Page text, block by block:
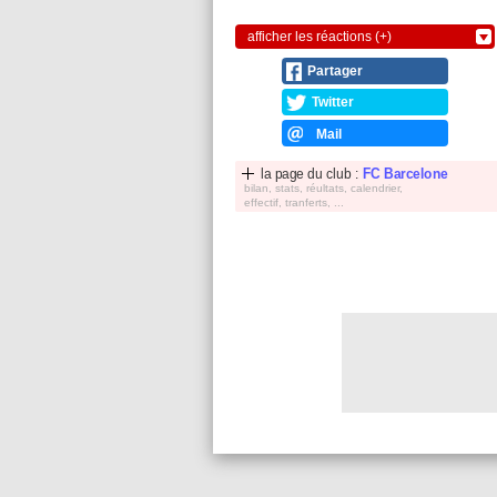
afficher les réactions (+)
Partager
Twitter
Mail
la page du club : FC Barcelone
bilan, stats, réultats, calendrier,
effectif, tranferts, ...